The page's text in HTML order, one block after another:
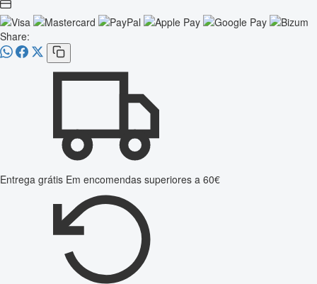
Share:
Entrega grátis Em encomendas superiores a 60€